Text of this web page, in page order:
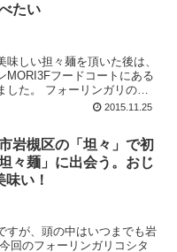
たい
しい担々麺を頂いた後は、
MORI3Fフードコートにある
ガリのコ
2015.11.25
岩槻区の「坦々」で初
々麺」に出会う。おじ
い！
すが、頭の中はいつまでも岩